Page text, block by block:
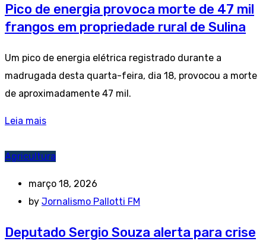
Pico de energia provoca morte de 47 mil
frangos em propriedade rural de Sulina
Um pico de energia elétrica registrado durante a
madrugada desta quarta-feira, dia 18, provocou a morte
de aproximadamente 47 mil.
Leia mais
Agricultura
março 18, 2026
by Jornalismo Pallotti FM
Deputado Sergio Souza alerta para crise